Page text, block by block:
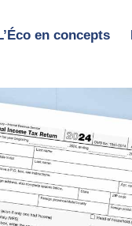
en concepts